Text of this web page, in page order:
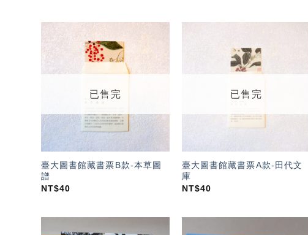
望輕
已售完
臺大圖書館藏書票B款-本草圖
譜
NT$40
已售完
臺大圖書館藏書票A款-田代文
庫
NT$40